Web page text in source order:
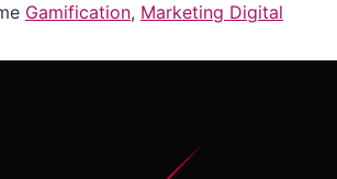
Gamification, Marketing Digital